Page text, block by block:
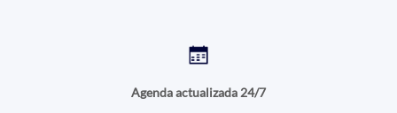
Agenda actualizada 24/7